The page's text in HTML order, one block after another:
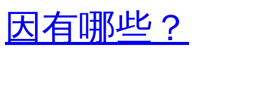
因有哪些？